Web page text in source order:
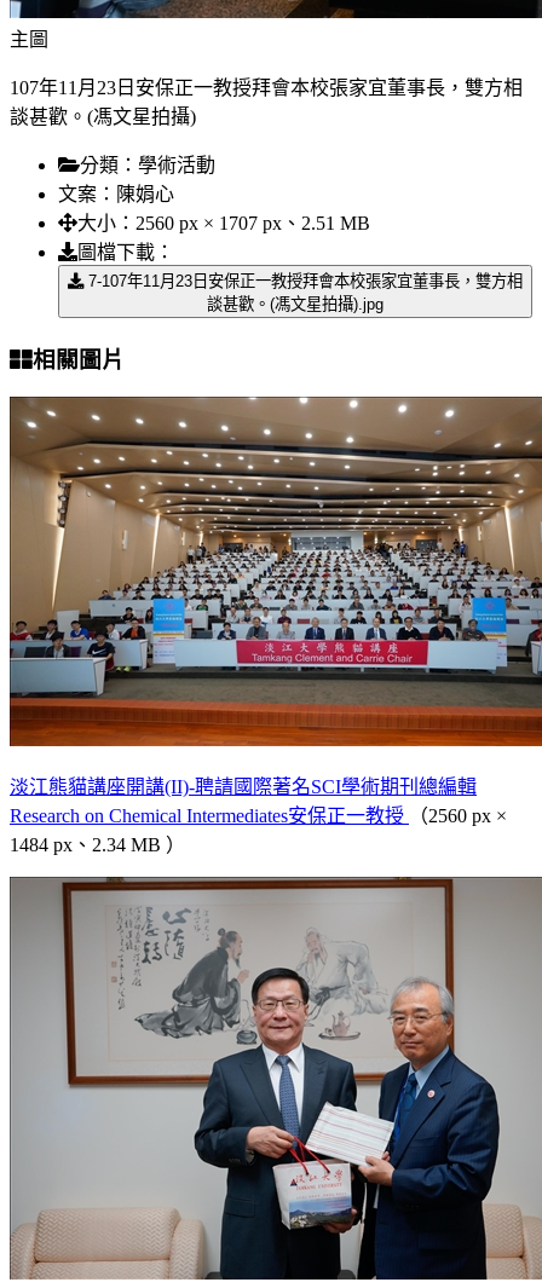
主圖
107年11月23日安保正一教授拜會本校張家宜董事長，雙方相
談甚歡。(馮文星拍攝)
分類： 學術活動
文案： 陳娟心
大小： 2560 px × 1707 px、2.51 MB
圖檔下載：
7-107年11月23日安保正一教授拜會本校張家宜董事長，雙方相
談甚歡。(馮文星拍攝).jpg
相關圖片
淡江熊貓講座開講(II)-聘請國際著名SCI學術期刊總編輯
Research on Chemical Intermediates安保正一教授
（2560 px ×
1484 px、2.34 MB ）